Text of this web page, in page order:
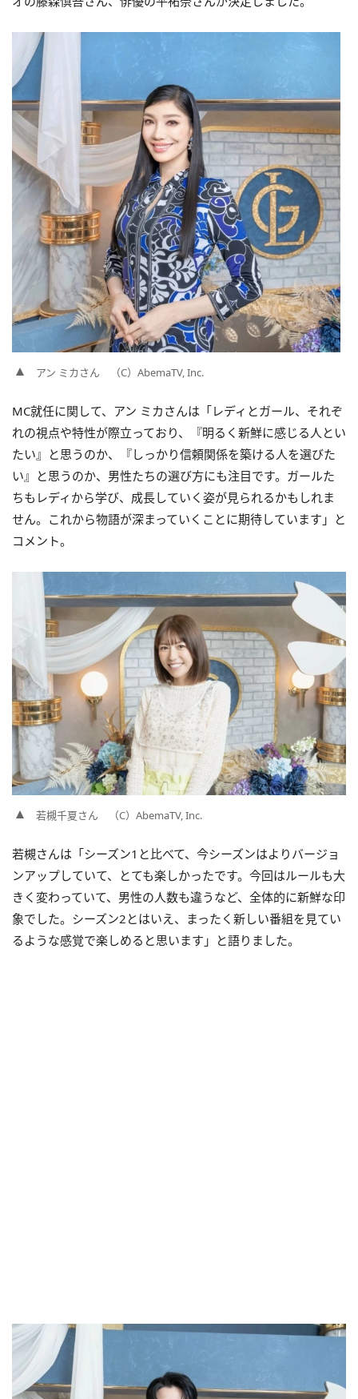
アン ミカさん （C）AbemaTV, Inc.
MC就任に関して、アン ミカさんは「レディとガール、それぞ
れの視点や特性が際立っており、『明るく新鮮に感じる人とい
たい』と思うのか、『しっかり信頼関係を築ける人を選びた
い』と思うのか、男性たちの選び方にも注目です。ガールた
ちもレディから学び、成長していく姿が見られるかもしれま
せん。これから物語が深まっていくことに期待しています」と
コメント。
若槻千夏さん （C）AbemaTV, Inc.
若槻さんは「シーズン1と比べて、今シーズンはよりバージョ
ンアップしていて、とても楽しかったです。今回はルールも大
きく変わっていて、男性の人数も違うなど、全体的に新鮮な印
象でした。シーズン2とはいえ、まったく新しい番組を見てい
るような感覚で楽しめると思います」と語りました。